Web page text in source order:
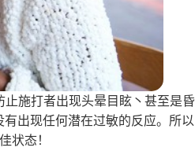
施打者出现头晕目眩丶甚至是昏
出现任何潜在过敏的反应。所以
状态！